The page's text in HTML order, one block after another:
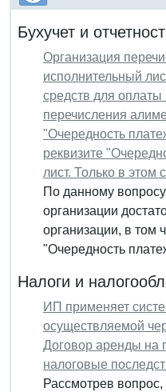
Бухучет и
Организация
исполнительный
средств для
перечисления
"Очередность
реквизите
лист. Только в этом
По данному
организации
организации, в том
"Очередность
Налоги и
ИП применяет
осуществляемой
Договор аренды на
налоговые
Рассмотрев